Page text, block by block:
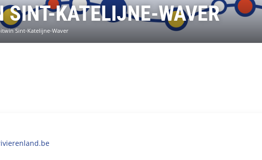
SINT-KATELIJNE-WAVER
Sint-Katelijne-Waver